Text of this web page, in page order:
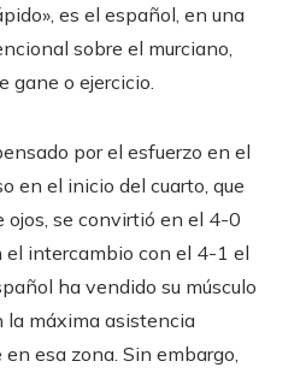
es el español, en una
sobre el murciano,
gane o ejercicio.
por el esfuerzo en el
en el inicio del cuarto, que
ojos, se convirtió en el 4-0
el intercambio con el 4-1 el
ha vendido su músculo
la máxima asistencia
esa zona. Sin embargo,